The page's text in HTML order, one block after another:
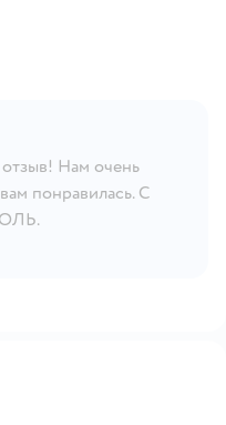
Нам очень
понравилась. С